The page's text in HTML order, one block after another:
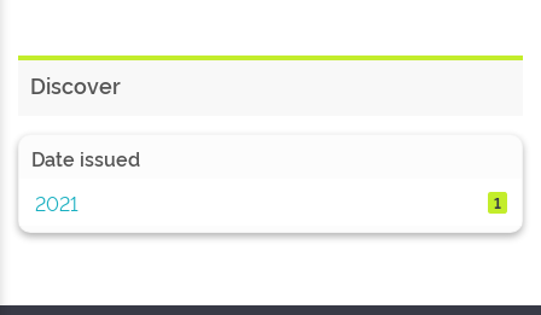
Discover
Date issued
2021
1